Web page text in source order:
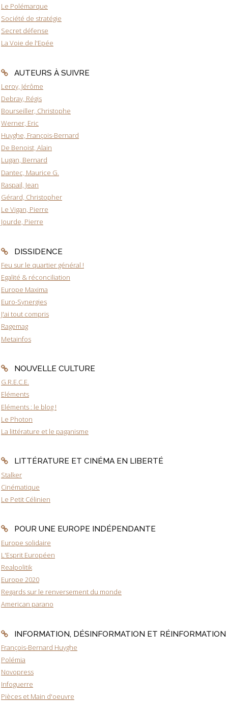
Le Polémarque
Société de stratégie
Secret défense
La Voie de l'Epée
AUTEURS À SUIVRE
Leroy, Jérôme
Debray, Régis
Bourseiller, Christophe
Werner, Eric
Huyghe, François-Bernard
De Benoist, Alain
Lugan, Bernard
Dantec, Maurice G.
Raspail, Jean
Gérard, Christopher
Le Vigan, Pierre
Jourde, Pierre
DISSIDENCE
Feu sur le quartier général !
Egalité & réconciliation
Europe Maxima
Euro-Synergies
J'ai tout compris
Ragemag
Metainfos
NOUVELLE CULTURE
G.R.E.C.E.
Eléments
Eléments : le blog !
Le Photon
La littérature et le paganisme
LITTÉRATURE ET CINÉMA EN LIBERTÉ
Stalker
Cinématique
Le Petit Célinien
POUR UNE EUROPE INDÉPENDANTE
Europe solidaire
L'Esprit Européen
Realpolitik
Europe 2020
Regards sur le renversement du monde
American parano
INFORMATION, DÉSINFORMATION ET RÉINFORMATION
François-Bernard Huyghe
Polémia
Novopress
Infoguerre
Pièces et Main d'oeuvre